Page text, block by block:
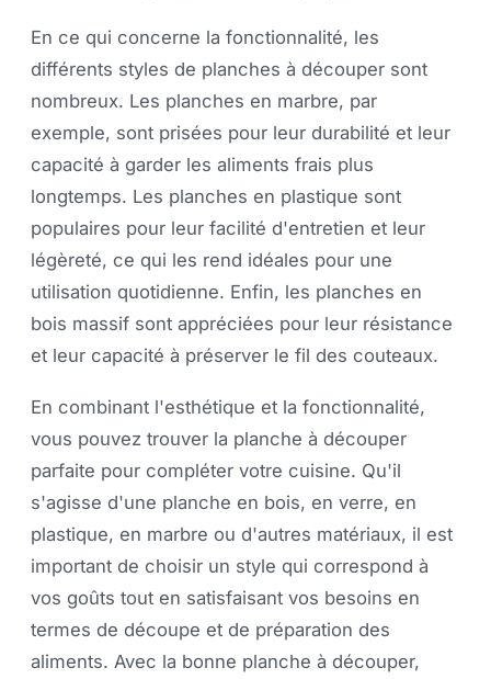
En ce qui concerne la fonctionnalité, les
différents styles de planches à découper sont
nombreux. Les planches en marbre, par
exemple, sont prisées pour leur durabilité et leur
capacité à garder les aliments frais plus
longtemps. Les planches en plastique sont
populaires pour leur facilité d'entretien et leur
légèreté, ce qui les rend idéales pour une
utilisation quotidienne. Enfin, les planches en
bois massif sont appréciées pour leur résistance
et leur capacité à préserver le fil des couteaux.
En combinant l'esthétique et la fonctionnalité,
vous pouvez trouver la planche à découper
parfaite pour compléter votre cuisine. Qu'il
s'agisse d'une planche en bois, en verre, en
plastique, en marbre ou d'autres matériaux, il est
important de choisir un style qui correspond à
vos goûts tout en satisfaisant vos besoins en
termes de découpe et de préparation des
aliments. Avec la bonne planche à découper,